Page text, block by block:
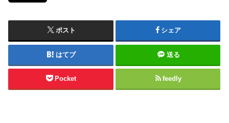
ポスト シェア
はてブ 送る
Pocket feedly